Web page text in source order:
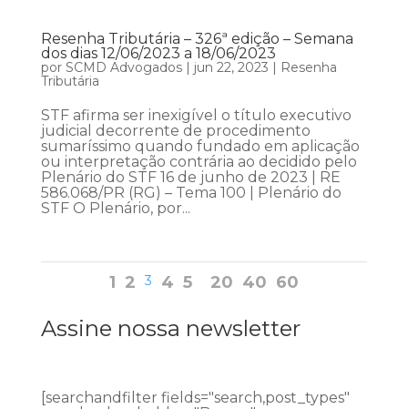
Resenha Tributária – 326ª edição – Semana
dos dias 12/06/2023 a 18/06/2023
por SCMD Advogados| jun 22, 2023 | Resenha
Tributária
STF afirma ser inexigível o título executivo
judicial decorrente de procedimento
sumaríssimo quando fundado em aplicação
ou interpretação contrária ao decidido pelo
Plenário do STF 16 de junho de 2023 | RE
586.068/PR (RG) – Tema 100 | Plenário do
STF O Plenário, por...
1 2 3 4 5 20 40 60
Assine nossa newsletter
[searchandfilter fields="search,post_types"